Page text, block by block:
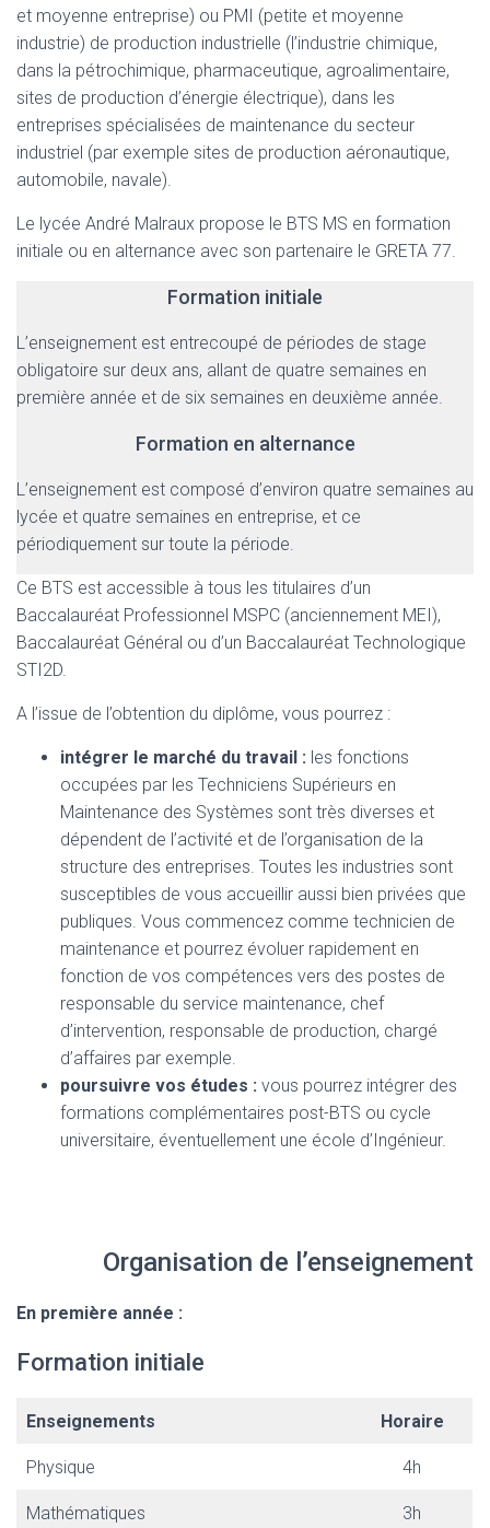
et moyenne entreprise) ou PMI (petite et moyenne
industrie) de production industrielle (l’industrie chimique,
dans la pétrochimique, pharmaceutique, agroalimentaire,
sites de production d’énergie électrique), dans les
entreprises spécialisées de maintenance du secteur
industriel (par exemple sites de production aéronautique,
automobile, navale).
Le lycée André Malraux propose le BTS MS en formation
initiale ou en alternance avec son partenaire le GRETA 77.
Formation initiale
L’enseignement est entrecoupé de périodes de stage
obligatoire sur deux ans, allant de quatre semaines en
première année et de six semaines en deuxième année.
Formation en alternance
L’enseignement est composé d’environ quatre semaines au
lycée et quatre semaines en entreprise, et ce
périodiquement sur toute la période.
Ce BTS est accessible à tous les titulaires d’un
Baccalauréat Professionnel MSPC (anciennement MEI),
Baccalauréat Général ou d’un Baccalauréat Technologique
STI2D.
A l’issue de l’obtention du diplôme, vous pourrez :
intégrer le marché du travail : les fonctions
occupées par les Techniciens Supérieurs en
Maintenance des Systèmes sont très diverses et
dépendent de l’activité et de l’organisation de la
structure des entreprises. Toutes les industries sont
susceptibles de vous accueillir aussi bien privées que
publiques. Vous commencez comme technicien de
maintenance et pourrez évoluer rapidement en
fonction de vos compétences vers des postes de
responsable du service maintenance, chef
d’intervention, responsable de production, chargé
d’affaires par exemple.
poursuivre vos études : vous pourrez intégrer des
formations complémentaires post-BTS ou cycle
universitaire, éventuellement une école d’Ingénieur.
Organisation de l’enseignement
En première année :
Formation initiale
Enseignements Horaire
Physique 4h
Mathématiques 3h